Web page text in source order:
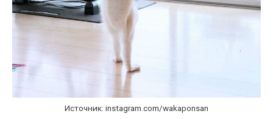
Источник: instagram.com/wakaponsan